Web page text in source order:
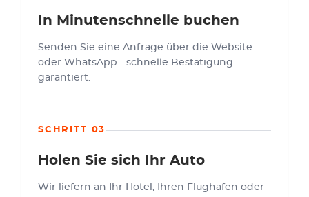
In Minutenschnelle buchen
Senden Sie eine Anfrage über die Website
oder WhatsApp - schnelle Bestätigung
garantiert.
SCHRITT 03
Holen Sie sich Ihr Auto
Wir liefern an Ihr Hotel, Ihren Flughafen oder